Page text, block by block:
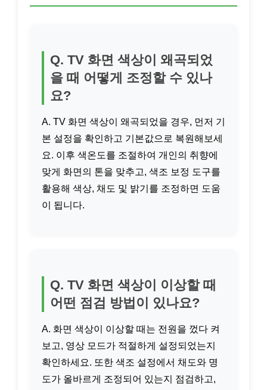
Q. TV 화면 색상이 왜곡되었
을 때 어떻게 조정할 수 있나
요?
A. TV 화면 색상이 왜곡되었을 경우, 먼저 기
본 설정을 확인하고 기본값으로 복원해보세
요. 이후 색온도를 조절하여 개인의 취향에
맞게 화면의 톤을 맞추고, 색조 보정 도구를
활용해 색상, 채도 및 밝기를 조정하면 도움
이 됩니다.
Q. TV 화면 색상이 이상할 때
어떤 점검 방법이 있나요?
A. 화면 색상이 이상할 때는 전원을 껐다 켜
보고, 영상 모드가 적절하게 설정되었는지
확인하세요. 또한 색조 설정에서 채도와 명
도가 올바르게 조정되어 있는지 점검하고,